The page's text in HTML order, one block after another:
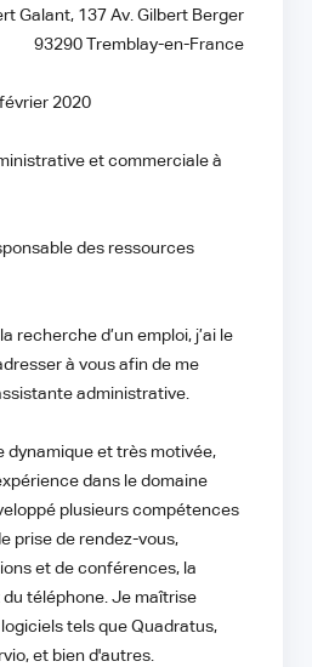
Galant, 137 Av. Gilbert Berger
93290 Tremblay-en-France
2020
et commerciale à
des ressources
recherche d’un emploi, j’ai le
à vous afin de me
administrative.
dynamique et très motivée,
dans le domaine
plusieurs compétences
prise de rendez-vous,
et de conférences, la
téléphone. Je maîtrise
tels que Quadratus,
et bien d'autres.